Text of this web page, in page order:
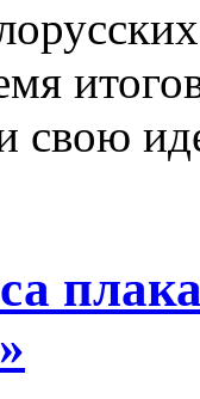
свою